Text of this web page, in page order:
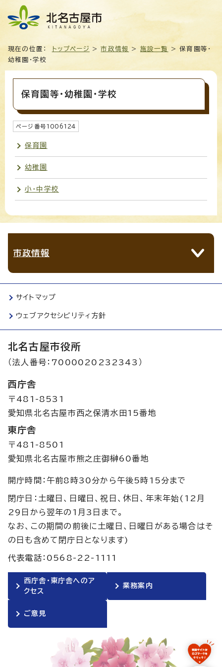
現在の位置： トップページ >市政情報 > 施設一覧
> 保育園等・
幼稚園・学校
保育園等・幼稚園・学校
ページ番号1006124
保育園
幼稚園
小・中学校
市政情報
サイトマップ
ウェブアクセシビリティ方針
北名古屋市役所
（法人番号：7000020232343）
西庁舎
〒481-8531
愛知県北名古屋市西之保清水田15番地
東庁舎
〒481-8501
愛知県北名古屋市熊之庄御榊60番地
開庁時間：午前8時30分から午後5時15分まで
閉庁日：土曜日、日曜日、祝日、休日、年末年始(12月
29日から翌年の1月3日まで。
なお、この期間の前後に土曜日、日曜日がある場合はそ
の日も含めて閉庁日となります)
代表電話：0568-22-1111
西庁舎・東庁舎へのア
クセス
業務案内
ご意見